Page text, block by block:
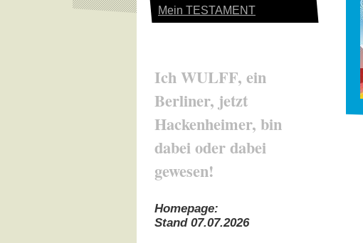
Mein TESTAMENT
Ich WULFF, ein
Berliner, jetzt
Hackenheimer, bin
dabei oder dabei
gewesen!
Homepage:
Stand 07.07.2026